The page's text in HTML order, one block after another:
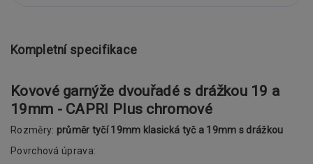
Kompletní specifikace
Kovové garnýže dvouřadé s drážkou 19 a
19mm - CAPRI Plus chromové
Rozměry: průměr tyčí 19mm klasická tyč a 19mm s drážkou
Povrchová úprava: